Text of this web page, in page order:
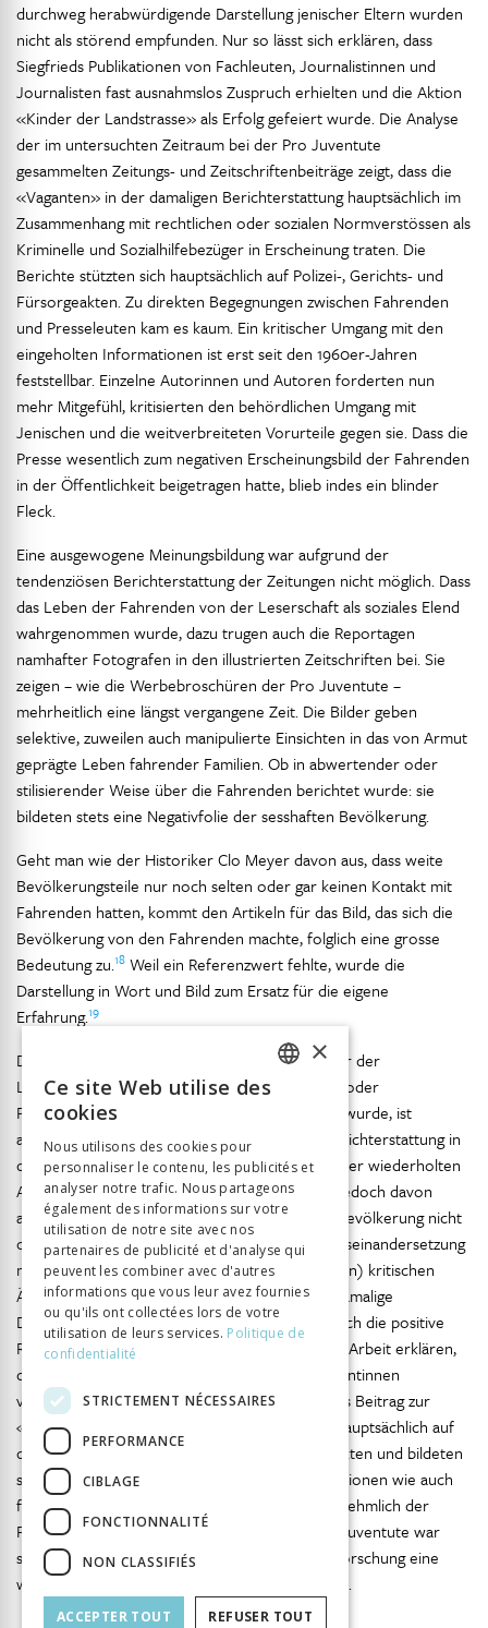
durchweg herabwürdigende Darstellung jenischer Eltern wurden
nicht als störend empfunden. Nur so lässt sich erklären, dass
Siegfrieds Publikationen von Fachleuten, Journalistinnen und
Journalisten fast ausnahmslos Zuspruch erhielten und die Aktion
«Kinder der Landstrasse» als Erfolg gefeiert wurde. Die Analyse
der im untersuchten Zeitraum bei der Pro Juventute
gesammelten Zeitungs- und Zeitschriftenbeiträge zeigt, dass die
«Vaganten» in der damaligen Berichterstattung hauptsächlich im
Zusammenhang mit rechtlichen oder sozialen Normverstössen als
Kriminelle und Sozialhilfebezüger in Erscheinung traten. Die
Berichte stützten sich hauptsächlich auf Polizei-, Gerichts- und
Fürsorgeakten. Zu direkten Begegnungen zwischen Fahrenden
und Presseleuten kam es kaum. Ein kritischer Umgang mit den
eingeholten Informationen ist erst seit den 1960er-Jahren
feststellbar. Einzelne Autorinnen und Autoren forderten nun
mehr Mitgefühl, kritisierten den behördlichen Umgang mit
Jenischen und die weitverbreiteten Vorurteile gegen sie. Dass die
Presse wesentlich zum negativen Erscheinungsbild der Fahrenden
in der Öffentlichkeit beigetragen hatte, blieb indes ein blinder
Fleck.
Eine ausgewogene Meinungsbildung war aufgrund der
tendenziösen Berichterstattung der Zeitungen nicht möglich. Dass
das Leben der Fahrenden von der Leserschaft als soziales Elend
wahrgenommen wurde, dazu trugen auch die Reportagen
namhafter Fotografen in den illustrierten Zeitschriften bei. Sie
zeigen – wie die Werbebroschüren der Pro Juventute –
mehrheitlich eine längst vergangene Zeit. Die Bilder geben
selektive, zuweilen auch manipulierte Einsichten in das von Armut
geprägte Leben fahrender Familien. Ob in abwertender oder
stilisierender Weise über die Fahrenden berichtet wurde: sie
bildeten stets eine Negativfolie der sesshaften Bevölkerung.
Geht man wie der Historiker Clo Meyer davon aus, dass weite
Bevölkerungsteile nur noch selten oder gar keinen Kontakt mit
Fahrenden hatten, kommt den Artikeln für das Bild, das sich die
Bevölkerung von den Fahrenden machte, folglich eine grosse
Bedeutung zu.18 Weil ein Referenzwert fehlte, wurde die
Darstellung in Wort und Bild zum Ersatz für die eigene
Erfahrung.19
Dass vor 1970 keine Kritik an der Aktion «Kinder der
Landstrasse» – etwa in Form von Leserbriefen oder
Protestschreiben an die Pro Juventute – geübt wurde, ist
angesichts der bis dahin durchweg positiven Berichterstattung in
den Printmedien wenig erstaunlich. Angesichts der wiederholten
Aufklärungsbemühungen durch die Stiftung ist jedoch davon
auszugehen, dass die Aktion weiten Teilen der Bevölkerung nicht
oder nur wenig bekannt war. Die mangelnde Auseinandersetzung
mit den wenigen (und mit Zurückhaltung geübten) kritischen
Äusserungen in der Fachwelt verdeutlicht die damalige
Deutungsmacht der Autoritäten. Das vermag auch die positive
Resonanz der Aktion an den Schulen für soziale Arbeit erklären,
die sich insbesondere in den von deren Absolventinnen
verfassten Diplomarbeiten zeigt, die Siegfried als Beitrag zur
«Vagantenforschung» verstand. Sie basierten hauptsächlich auf
den von Siegfried angelegten Vormundschaftsakten und bildeten
sowohl die Grundlage für seine eigenen Publikationen wie auch
für wissenschaftliche Forschungsvorhaben vornehmlich der
Psychiatrie und Rechtswissenschaften. Die Pro Juventute war
sowohl bezüglich der Ausbildung als auch der Forschung eine
wichtige Anlaufstelle für Fach- und Hochschulen.
ITALIAN
×
Ce site Web utilise des
cookies
Nous utilisons des cookies pour
personnaliser le contenu, les publicités et
analyser notre trafic. Nous partageons
également des informations sur votre
utilisation de notre site avec nos
partenaires de publicité et d'analyse qui
peuvent les combiner avec d'autres
informations que vous leur avez fournies
ou qu'ils ont collectées lors de votre
utilisation de leurs services. Politique de
confidentialité
STRICTEMENT NÉCESSAIRES
PERFORMANCE
CIBLAGE
FONCTIONNALITÉ
NON CLASSIFIÉS
ACCEPTER TOUT REFUSER TOUT